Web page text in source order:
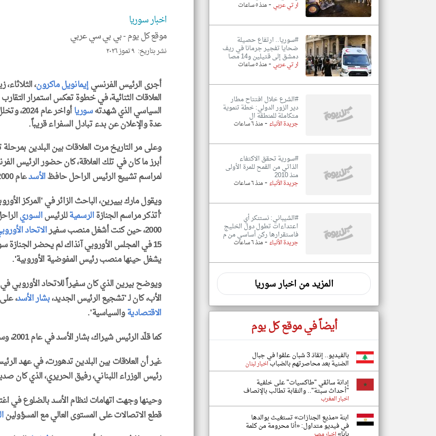
اخبار سوريا
موقع كل يوم -بي بي سي عربي
نشر بتاريخ: ٩ تموز ٢٠٢٦
أجرى الرئيس الفرنسيإيمانويل ماكرون،
العلاقات الثنائية، في خطوة تعكس استمرار
السياسي الذي شهدتهسوريا
أواخر
عدة والإعلان عن بدء تبادل السفراء قريباً.
وعلى مر التاريخ مرت العلاقات بين البلدين
أبرز ما كان في تلك العلاقة، كان حضور الرئيس
لمراسم تشييع الرئيس الراحل حافظالأسدعام 2000.
ويقول مارك بييرين، الباحث الزائر في 'المركز
'أتذكر مراسم الجنازةالرسميةللرئيسالسوري
2000، حين كنت أشغل منصب سفير
الاتحاد
15 في المجلس الأوروبي آنذاك، لم يحضر
يشغل حينها منصب رئيس المفوضية الأوروبية'.
ويوضح بيرين الذي كان سفيراً للاتحاد الأوروبي
الأب، كان لـ 'تشجيع الرئيس الجديد،بشار الأسد،
الاقتصاديةوالسياسية'.
كما قلّد الرئيس شيراك، بشار الأسد في عام 2001، وسام 'جوقة الشرف'.
غير أن العلاقات بين البلدين تدهورت، في عهد الرئيس
رئيس الوزراء اللبناني، رفيق الحريري، الذي كان
وحينها وجهت اتهامات لنظام الأسد بالضلوع في
قطع الاتصالات على المستوى العالي مع المسؤولين
ار تي عربي -منذ ٥ ساعات
#سوريا.. ارتفاع حصيلة
ضحايا تفجير جرمانا في ريف
دمشق إلى قتيلين و14 مصا
ار تي عربي-منذ ٥ ساعات
#الشرع خلال افتتاح مطار
دير الزور الدولي: خطة تنموية
متكاملة للمنطقة ال
جريدة الأنباء -منذ ٦ ساعات
#سورية تحقق الاكتفاء
الذاتي من القمح للمرة الأولى
منذ 2010
جريدة الأنباء -منذ ٦ ساعات
#الشيباني: نستنكر أي
اعتداءات تطول دول الخليج
فاستقرارها ركن أساسي من م
جريدة الأنباء -منذ ٦ ساعات
المزيد من اخبار سوريا
أيضاً في موقع كل يوم
بالفيديو.. إنقاذ 3 شبان علقوا في جبال
الضنية بعد محاصرتهم بالضباباخبار لبنان
إدانة سائقي "طاكسيات" على خلفية
"أحداث سبتة".. والنقابة تطالب بالإنصاف
اخبار المغرب
ابنة «مذيع الجنازات» تستغيث بوالدها
في فيديو متداول: «أنا محرومة من كلمة